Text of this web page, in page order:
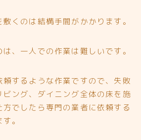
くのは結構手間がかかります。
、一人での作業は難しいです。
するような作業ですので、失敗
ビング、ダイニング全体の床を施
でしたら専門の業者に依頼する
。